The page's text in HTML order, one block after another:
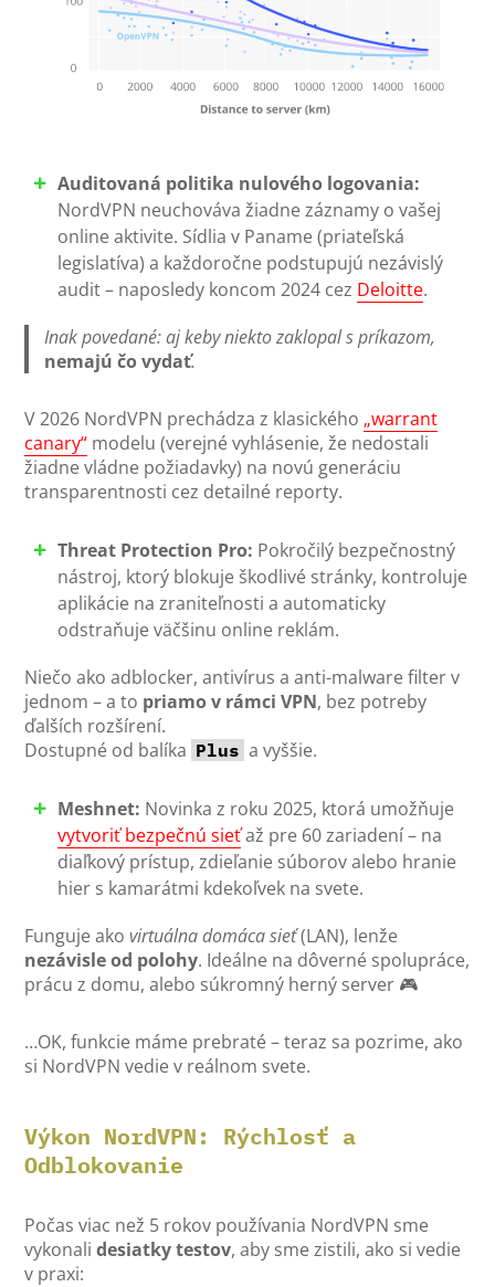
Auditovaná politika nulového logovania:
NordVPN neuchováva žiadne záznamy o vašej
online aktivite. Sídlia v Paname (priateľská
legislatíva) a každoročne podstupujú nezávislý
audit – naposledy koncom 2024 cez Deloitte.
Inak povedané: aj keby niekto zaklopal s príkazom,
nemajú čo vydať.
V 2026 NordVPN prechádza z klasického „warrant
canary“ modelu (verejné vyhlásenie, že nedostali
žiadne vládne požiadavky) na novú generáciu
transparentnosti cez detailné reporty.
Threat Protection Pro: Pokročilý bezpečnostný
nástroj, ktorý blokuje škodlivé stránky, kontroluje
aplikácie na zraniteľnosti a automaticky
odstraňuje väčšinu online reklám.
Niečo ako adblocker, antivírus a anti-malware filter v
jednom – a to priamo v rámci VPN, bez potreby
ďalších rozšírení.
Dostupné od balíka Plus a vyššie.
Meshnet: Novinka z roku 2025, ktorá umožňuje
vytvoriť bezpečnú sieťaž pre 60 zariadení – na
diaľkový prístup, zdieľanie súborov alebo hranie
hier s kamarátmi kdekoľvek na svete.
Funguje akovirtuálna domáca sieť(LAN), lenže
nezávisle od polohy. Ideálne na dôverné spolupráce,
prácu z domu, alebo súkromný herný server 🎮
…OK, funkcie máme prebraté – teraz sa pozrime, ako
si NordVPN vedie v reálnom svete.
Výkon NordVPN: Rýchlosť a
Odblokovanie
Počas viac než 5 rokov používania NordVPN sme
vykonalidesiatky testov, aby sme zistili, ako si vedie
v praxi: